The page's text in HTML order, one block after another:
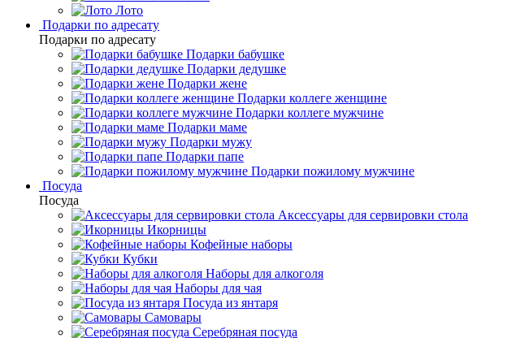
Лото
Подарки по адресату
Подарки по адресату
Подарки бабушке
Подарки дедушке
Подарки жене
Подарки коллеге женщине
Подарки коллеге мужчине
Подарки маме
Подарки мужу
Подарки папе
Подарки пожилому мужчине
Посуда
Посуда
Аксессуары для сервировки стола
Икорницы
Кофейные наборы
Кубки
Наборы для алкоголя
Наборы для чая
Посуда из янтаря
Самовары
Серебряная посуда